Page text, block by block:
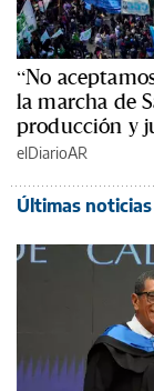
“No
la marcha de
producción y
elDiarioAR
Últimas noticias